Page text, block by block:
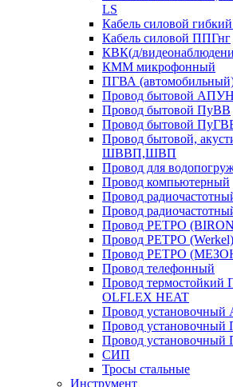
LS
Кабель силовой
Кабель силовой ППГнг
КВК(д/
КММ микрофонный
ПГВА
Провод бытовой
Провод бытовой ПуВВ
Провод бытовой
Провод бытовой,
ШВВП,ШВП
Провод для
Провод компьютерный
Провод
Провод
Провод РЕТРО
Провод РЕТРО (Werkel)
Провод РЕТРО
Провод телефонный
Провод
OLFLEX HEAT
Провод
Провод
Провод
СИП
Тросы стальные
Инструмент